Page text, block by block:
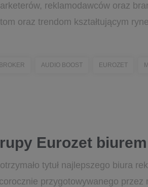
reklamodawców oraz
oraz trendom kształtującym
AUDIO BOOST EUROZET
Eurozet
tytuł najlepszego biura
przygotowywanego